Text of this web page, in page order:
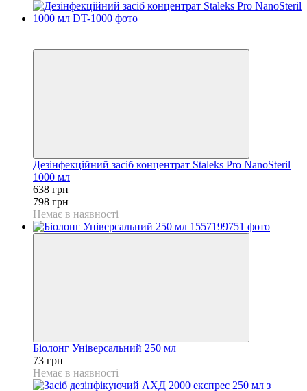
Дезінфекційний засіб концентрат Staleks Pro NanoSteril
1000 мл
638 грн
798 грн
Немає в наявності
Біолонг Універсальний 250 мл
73 грн
Немає в наявності